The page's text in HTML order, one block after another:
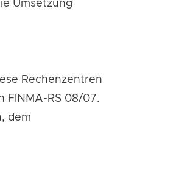
Umsetzung
Rechenzentren
FINMA-RS 08/07.
dem